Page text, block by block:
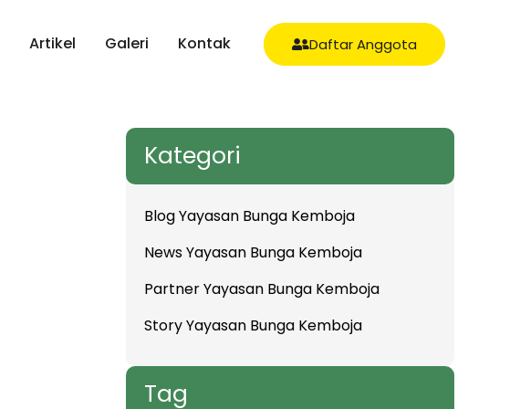
Artikel Galeri Kontak Daftar Anggota
Kategori
Blog Yayasan Bunga Kemboja
News Yayasan Bunga Kemboja
Partner Yayasan Bunga Kemboja
Story Yayasan Bunga Kemboja
Tag